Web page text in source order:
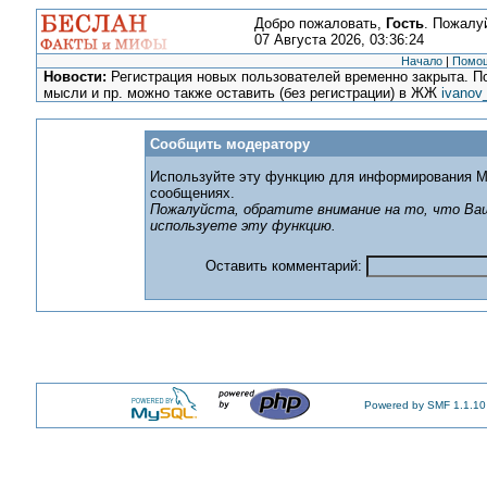
Добро пожаловать, Гость.
07 Августа 2026, 03:36:24
Начало |
Новости: Регистрация новых пользователей временно закрыта.
мысли и пр. можно также оставить (без регистрации) в ЖЖ
Сообщить модератору
Используйте эту функцию для информирования
сообщениях.
Пожалуйста, обратите внимание на то, что
используете эту функцию.
Оставить комментарий:
Powered by SMF 1.1.10